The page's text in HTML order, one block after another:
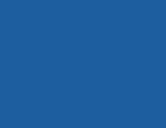
Médicis